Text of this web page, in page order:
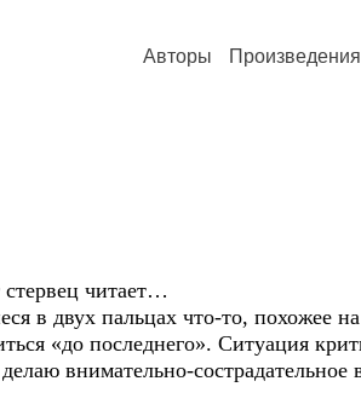
Авторы Произведения
читает…
пальцах что-то, похожее на
«до последнего». Ситуация
внимательно-сострадательное